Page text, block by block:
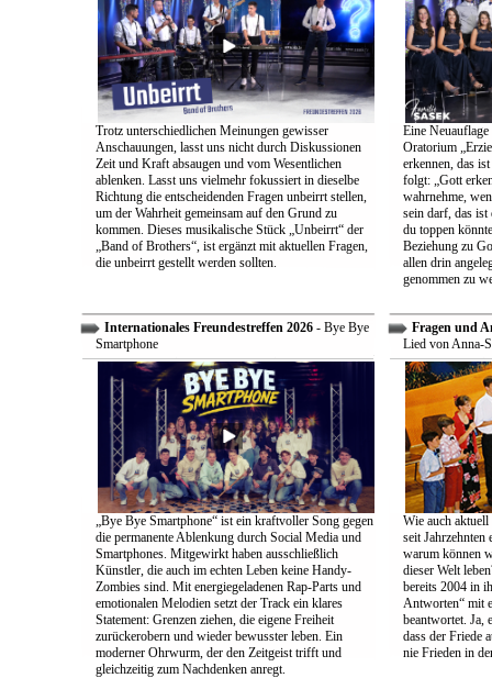
Trotz unterschiedlichen Meinungen gewisser
Anschauungen, lasst uns nicht durch Diskussionen
Zeit und Kraft absaugen und vom Wesentlichen
ablenken. Lasst uns vielmehr fokussiert in dieselbe
Richtung die entscheidenden Fragen unbeirrt stellen,
um der Wahrheit gemeinsam auf den Grund zu
kommen. Dieses musikalische Stück „Unbeirrt“ der
„Band of Brothers“, ist ergänzt mit aktuellen Fragen,
die unbeirrt gestellt werden sollten.
Eine Neuauflage
Oratorium
erkennen, das
folgt: „Gott
wahrnehme,
sein darf, das ist
du toppen
Beziehung zu
allen drin
genommen zu
Internationales Freundestreffen 2026- Bye Bye
Smartphone
„Bye Bye Smartphone“ ist ein kraftvoller Song gegen
die permanente Ablenkung durch Social Media und
Smartphones. Mitgewirkt haben ausschließlich
Künstler, die auch im echten Leben keine Handy-
Zombies sind. Mit energiegeladenen Rap-Parts und
emotionalen Melodien setzt der Track ein klares
Statement: Grenzen ziehen, die eigene Freiheit
zurückerobern und wieder bewusster leben. Ein
moderner Ohrwurm, der den Zeitgeist trifft und
gleichzeitig zum Nachdenken anregt.
Fragen und
Lied von Anna-
Wie auch
seit Jahrzehnten
warum können
dieser Welt
bereits 2004 in
Antworten“ mit
beantwortet. Ja,
dass der Friede
nie Frieden in